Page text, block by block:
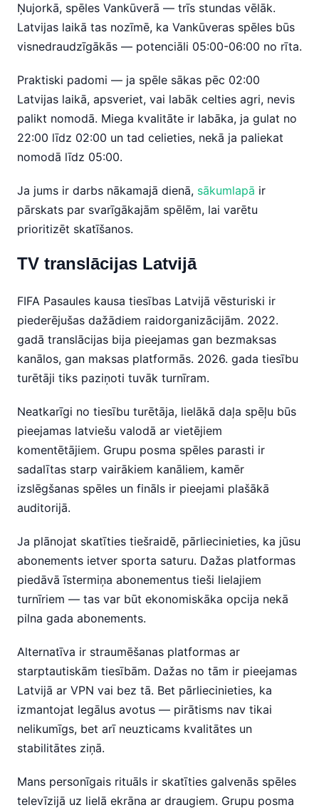
Ņujorkā, spēles Vankūverā — trīs stundas vēlāk.
Latvijas laikā tas nozīmē, ka Vankūveras spēles būs
visnedraudzīgākās — potenciāli 05:00-06:00 no rīta.
Praktiski padomi — ja spēle sākas pēc 02:00
Latvijas laikā, apsveriet, vai labāk celties agri, nevis
palikt nomodā. Miega kvalitāte ir labāka, ja gulat no
22:00 līdz 02:00 un tad celieties, nekā ja paliekat
nomodā līdz 05:00.
Ja jums ir darbs nākamajā dienā, sākumlapā ir
pārskats par svarīgākajām spēlēm, lai varētu
prioritizēt skatīšanos.
TV translācijas Latvijā
FIFA Pasaules kausa tiesības Latvijā vēsturiski ir
piederējušas dažādiem raidorganizācijām. 2022.
gadā translācijas bija pieejamas gan bezmaksas
kanālos, gan maksas platformās. 2026. gada tiesību
turētāji tiks paziņoti tuvāk turnīram.
Neatkarīgi no tiesību turētāja, lielākā daļa spēļu būs
pieejamas latviešu valodā ar vietējiem
komentētājiem. Grupu posma spēles parasti ir
sadalītas starp vairākiem kanāliem, kamēr
izslēgšanas spēles un fināls ir pieejami plašākā
auditorijā.
Ja plānojat skatīties tiešraidē, pārliecinieties, ka jūsu
abonements ietver sporta saturu. Dažas platformas
piedāvā īstermiņa abonementus tieši lielajiem
turnīriem — tas var būt ekonomiskāka opcija nekā
pilna gada abonements.
Alternatīva ir straumēšanas platformas ar
starptautiskām tiesībām. Dažas no tām ir pieejamas
Latvijā ar VPN vai bez tā. Bet pārliecinieties, ka
izmantojat legālus avotus — pirātisms nav tikai
nelikumīgs, bet arī neuzticams kvalitātes un
stabilitātes ziņā.
Mans personīgais rituāls ir skatīties galvenās spēles
televīzijā uz lielā ekrāna ar draugiem. Grupu posma